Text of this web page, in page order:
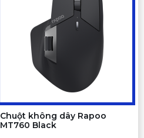
Chuột không dây Rapoo
MT760 Black